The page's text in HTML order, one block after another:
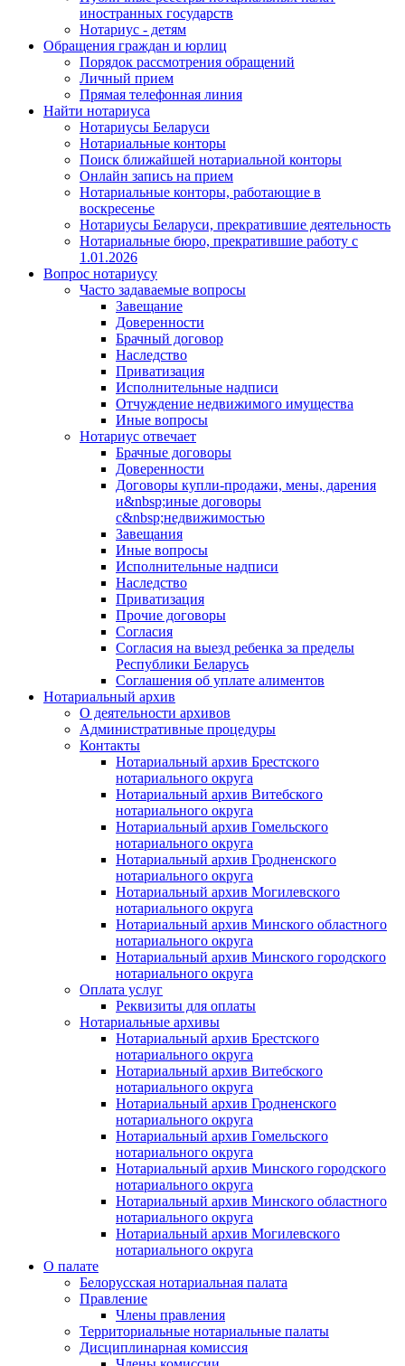
иностранных государств
Нотариус - детям
Обращения граждан и юрлиц
Порядок рассмотрения обращений
Личный прием
Прямая телефонная линия
Найти нотариуса
Нотариусы Беларуси
Нотариальные конторы
Поиск ближайшей нотариальной конторы
Онлайн запись на прием
Нотариальные конторы, работающие в
воскресенье
Нотариусы Беларуси, прекратившие деятельность
Нотариальные бюро, прекратившие работу с
1.01.2026
Вопрос нотариусу
Часто задаваемые вопросы
Завещание
Доверенности
Брачный договор
Наследство
Приватизация
Исполнительные надписи
Отчуждение недвижимого имущества
Иные вопросы
Нотариус отвечает
Брачные договоры
Доверенности
Договоры купли-продажи, мены, дарения
и&nbsp;иные договоры
с&nbsp;недвижимостью
Завещания
Иные вопросы
Исполнительные надписи
Наследство
Приватизация
Прочие договоры
Согласия
Согласия на выезд ребенка за пределы
Республики Беларусь
Соглашения об уплате алиментов
Нотариальный архив
О деятельности архивов
Административные процедуры
Контакты
Нотариальный архив Брестского
нотариального округа
Нотариальный архив Витебского
нотариального округа
Нотариальный архив Гомельского
нотариального округа
Нотариальный архив Гродненского
нотариального округа
Нотариальный архив Могилевского
нотариального округа
Нотариальный архив Минского областного
нотариального округа
Нотариальный архив Минского городского
нотариального округа
Оплата услуг
Реквизиты для оплаты
Нотариальные архивы
Нотариальный архив Брестского
нотариального округа
Нотариальный архив Витебского
нотариального округа
Нотариальный архив Гродненского
нотариального округа
Нотариальный архив Гомельского
нотариального округа
Нотариальный архив Минского городского
нотариального округа
Нотариальный архив Минского областного
нотариального округа
Нотариальный архив Могилевского
нотариального округа
О палате
Белорусская нотариальная палата
Правление
Члены правления
Территориальные нотариальные палаты
Дисциплинарная комиссия